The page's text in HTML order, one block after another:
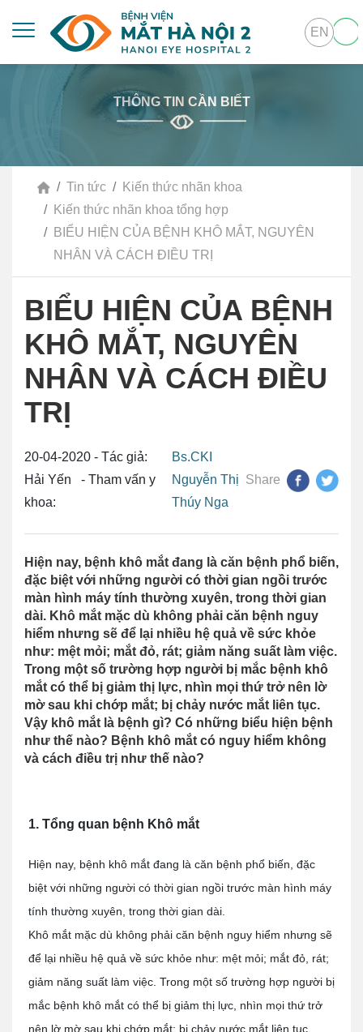
EN
THÔNG TIN CẦN BIẾT
Tin tức
Kiến thức nhãn khoa
Kiến thức nhãn khoa tổng hợp
BIỂU HIỆN CỦA BỆNH KHÔ MẮT, NGUYÊN
NHÂN VÀ CÁCH ĐIỀU TRỊ
BIỂU HIỆN CỦA BỆNH
KHÔ MẮT, NGUYÊN
NHÂN VÀ CÁCH ĐIỀU
TRỊ
20-04-2020 - Tác giả:
Hải Yến - Tham vấn y
khoa:
Bs.CKI
Nguyễn Thị
Thúy Nga
Share
Hiện nay, bệnh khô mắt đang là căn bệnh phổ biến,
đặc biệt với những người có thời gian ngồi trước
màn hình máy tính thường xuyên, trong thời gian
dài. Khô mắt mặc dù không phải căn bệnh nguy
hiểm nhưng sẽ để lại nhiều hệ quả về sức khỏe
như: mệt mỏi; mắt đỏ, rát; giảm năng suất làm việc.
Trong một số trường hợp người bị mắc bệnh khô
mắt có thể bị giảm thị lực, nhìn mọi thứ trở nên lờ
mờ sau khi chớp mắt; bị chảy nước mắt liên tục.
Vậy khô mắt là bệnh gì? Có những biểu hiện bệnh
như thế nào? Bệnh khô mắt có nguy hiểm không
và cách điều trị như thế nào?
1. Tổng quan bệnh Khô mắt
Hiện nay, bệnh khô mắt đang là căn bệnh phổ biến, đặc
biệt với những người có thời gian ngồi trước màn hình máy
tính thường xuyên, trong thời gian dài.
Khô mắt mặc dù không phải căn bệnh nguy hiểm nhưng sẽ
để lại nhiều hệ quả về sức khỏe như: mệt mỏi; mắt đỏ, rát;
giảm năng suất làm việc. Trong một số trường hợp người bị
mắc bệnh khô mắt có thể bị giảm thị lực, nhìn mọi thứ trở
nên lờ mờ sau khi chớp mắt; bị chảy nước mắt liên tục.